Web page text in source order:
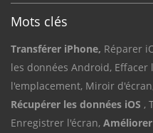
Mots clés
Transférer iPhone, Réparer
les données Android, Effacer
l'emplacement, Miroir
Récupérer les données iOS ,
Enregistrer l'écran, Améliorer